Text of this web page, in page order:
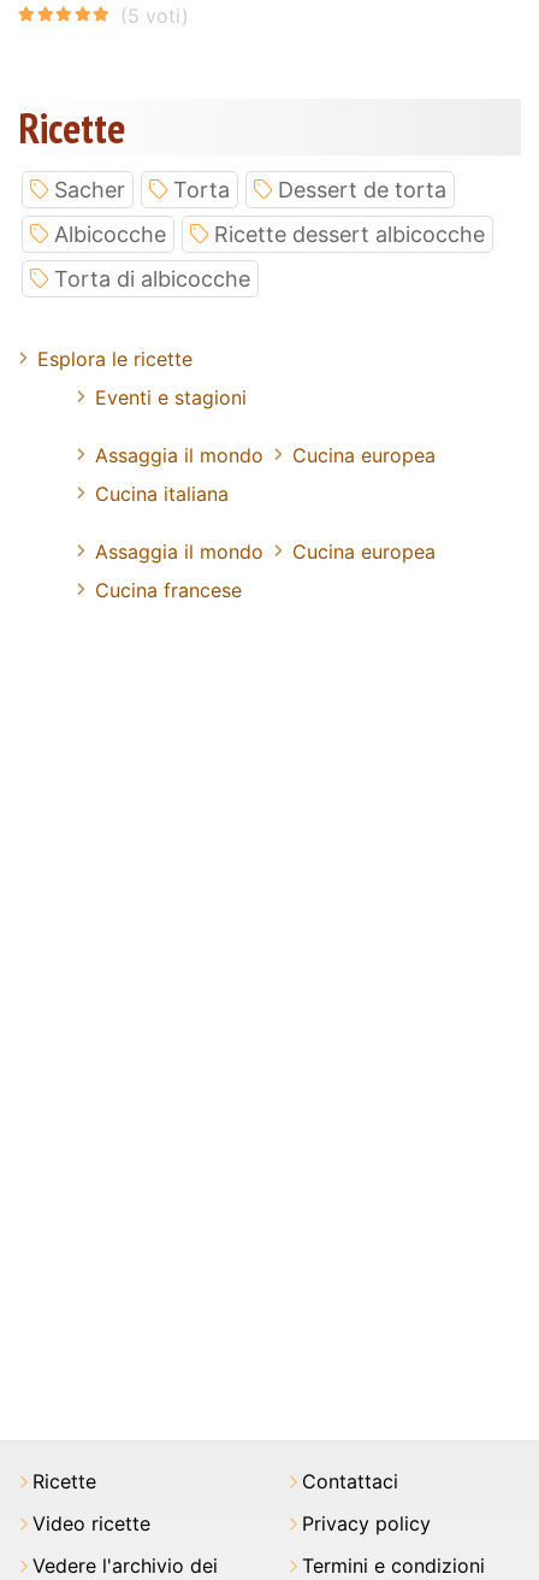
Ricette
Sacher Torta
Dessert de torta
Albicocche
Ricette dessert albicocche
Torta di albicocche
Esplora le ricette
Eventi e stagioni
Assaggia il mondo
Cucina europea
Cucina italiana
Assaggia il mondo
Cucina europea
Cucina francese
Ricette
Video ricette
Vedere l'archivio dei
Contattaci
Privacy policy
Termini e condizioni